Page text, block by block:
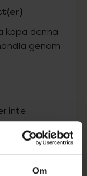
Om
köpa denna
genom
inte